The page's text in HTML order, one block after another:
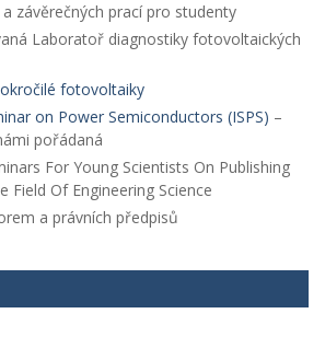
závěrečných prací pro studenty
Laboratoř diagnostiky fotovoltaických
fotovoltaiky
on Power Semiconductors (ISPS) –
pořádaná
For Young Scientists On Publishing
Field Of Engineering Science
a právních předpisů